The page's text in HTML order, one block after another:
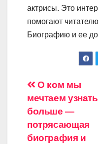
актрисы. Это
помогают
Биографию и ее
по
записям
О ком мы
мечтаем узнать
больше —
потрясающая
биография и